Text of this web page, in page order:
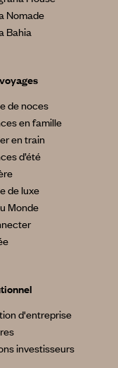
Nomade
Bahia
de noces
en famille
en train
d’été
de luxe
Monde
d'entreprise
investisseurs